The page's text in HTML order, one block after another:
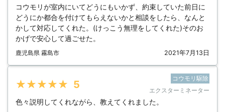
コウモリが室内にいてどうにもいかず、約束していた前日に
どうにか都合を付けてもらえないかと相談をしたら、なんと
かして対応してくれた。(けっこう無理をしてくれた)そのお
かげで安心して過ごせた。
鹿児島県 霧島市 2021年7月13日
★★★★★ 5
コウモリ駆除
エクスターミネーター
色々説明してくれながら、教えてくれました。